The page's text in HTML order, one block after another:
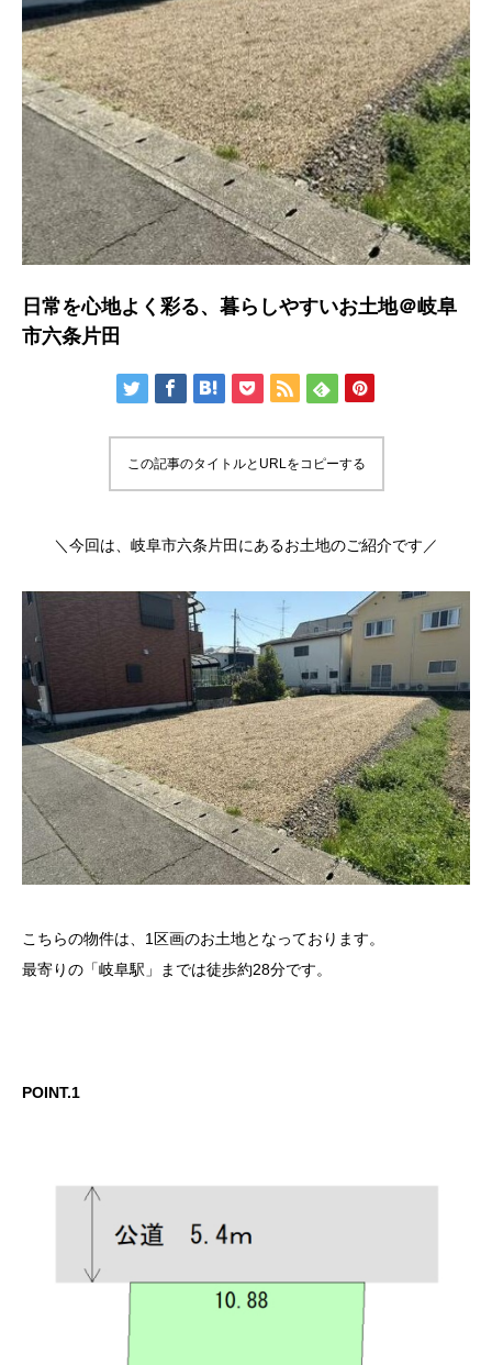
日常を心地よく彩る、暮らしやすいお土地＠岐阜
市六条片田
この記事のタイトルとURLをコピーする
＼今回は、岐阜市六条片田にあるお土地のご紹介です／
こちらの物件は、1区画のお土地となっております。
最寄りの「岐阜駅」までは徒歩約28分です。
POINT.1